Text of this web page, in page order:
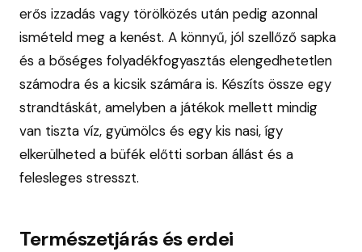
erős izzadás vagy törölközés után pedig azonnal
ismételd meg a kenést. A könnyű, jól szellőző sapka
és a bőséges folyadékfogyasztás elengedhetetlen
számodra és a kicsik számára is. Készíts össze egy
strandtáskát, amelyben a játékok mellett mindig
van tiszta víz, gyümölcs és egy kis nasi, így
elkerülheted a büfék előtti sorban állást és a
felesleges stresszt.
Természetjárás és erdei